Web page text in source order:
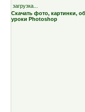
загрузка...
Скачать фото, картинки,
уроки Photoshop